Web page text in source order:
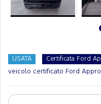
USATA Certificata Ford
veicolo certificato Ford